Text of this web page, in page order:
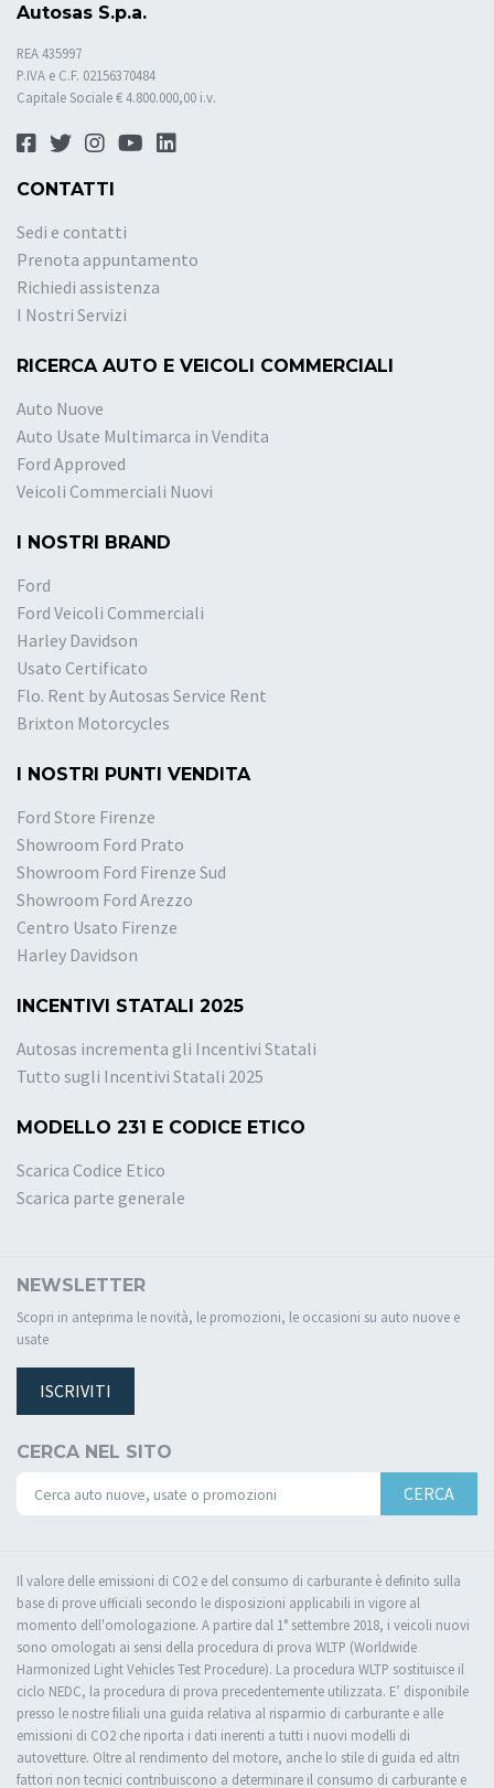
Autosas S.p.a.
REA 435997
P.IVA e C.F. 02156370484
Capitale Sociale € 4.800.000,00 i.v.
CONTATTI
Sedi e contatti
Prenota appuntamento
Richiedi assistenza
I Nostri Servizi
RICERCA AUTO E VEICOLI COMMERCIALI
Auto Nuove
Auto Usate Multimarca in Vendita
Ford Approved
Veicoli Commerciali Nuovi
I NOSTRI BRAND
Ford
Ford Veicoli Commerciali
Harley Davidson
Usato Certificato
Flo. Rent by Autosas Service Rent
Brixton Motorcycles
I NOSTRI PUNTI VENDITA
Ford Store Firenze
Showroom Ford Prato
Showroom Ford Firenze Sud
Showroom Ford Arezzo
Centro Usato Firenze
Harley Davidson
INCENTIVI STATALI 2025
Autosas incrementa gli Incentivi Statali
Tutto sugli Incentivi Statali 2025
MODELLO 231 E CODICE ETICO
Scarica Codice Etico
Scarica parte generale
NEWSLETTER
Scopri in anteprima le novità, le promozioni, le occasioni su auto nuove e
usate
ISCRIVITI
CERCA NEL SITO
CERCA
Il valore delle emissioni di CO2 e del consumo di carburante è definito sulla
base di prove ufficiali secondo le disposizioni applicabili in vigore al
momento dell'omologazione. A partire dal 1° settembre 2018, i veicoli nuovi
sono omologati ai sensi della procedura di prova WLTP (Worldwide
Harmonized Light Vehicles Test Procedure). La procedura WLTP sostituisce il
ciclo NEDC, la procedura di prova precedentemente utilizzata. E’ disponibile
presso le nostre filiali una guida relativa al risparmio di carburante e alle
emissioni di CO2 che riporta i dati inerenti a tutti i nuovi modelli di
autovetture. Oltre al rendimento del motore, anche lo stile di guida ed altri
fattori non tecnici contribuiscono a determinare il consumo di carburante e